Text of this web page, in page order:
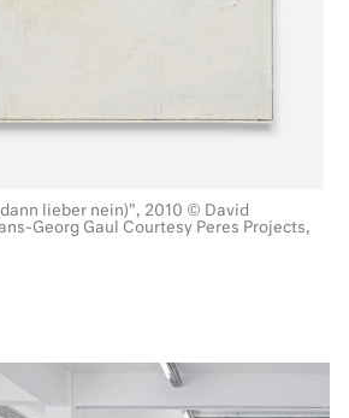
lieber nein)", 2010 © David
Georg Gaul Courtesy Peres Projects,